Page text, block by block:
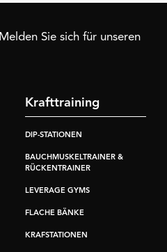
Sie sich für unseren
Krafttraining
DIP-STATIONEN
BAUCHMUSKELTRAINER &
RÜCKENTRAINER
LEVERAGE GYMS
FLACHE BÄNKE
KRAFSTATIONEN